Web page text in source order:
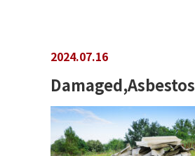
2024.07.16
Damaged,Asbestos